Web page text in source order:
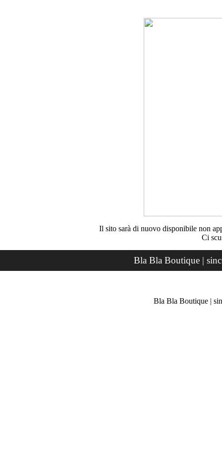
Il sito sarà di nuovo disponibile non
Ci
Bla Bla Boutique |
Bla Bla Boutique |